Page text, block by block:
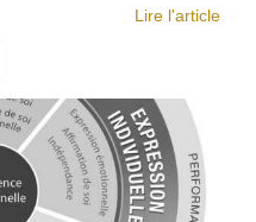
Lire l'article